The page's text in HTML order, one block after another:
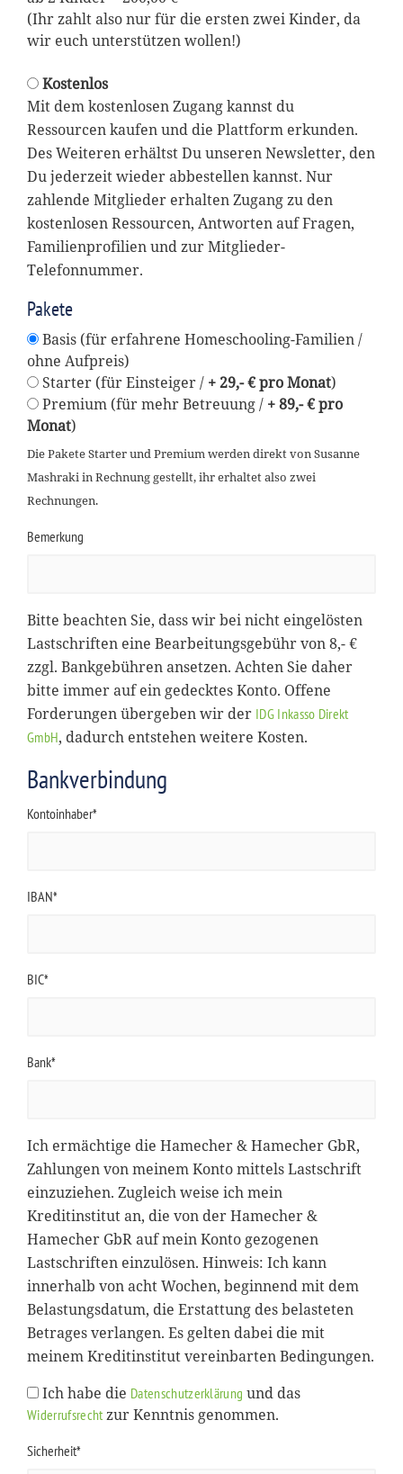
(Ihr zahlt also nur für die ersten zwei Kinder, da
wir euch unterstützen wollen!)
Kostenlos
Mit dem kostenlosen Zugang kannst du
Ressourcen kaufen und die Plattform erkunden.
Des Weiteren erhältst Du unseren Newsletter, den
Du jederzeit wieder abbestellen kannst. Nur
zahlende Mitglieder erhalten Zugang zu den
kostenlosen Ressourcen, Antworten auf Fragen,
Familienprofilien und zur Mitglieder-
Telefonnummer.
Pakete
Basis (für erfahrene Homeschooling-Familien /
ohne Aufpreis)
Starter (für Einsteiger / + 29,- € pro Monat)
Premium (für mehr Betreuung / + 89,- € pro
Monat)
Die Pakete Starter und Premium werden direkt von Susanne
Mashraki in Rechnung gestellt, ihr erhaltet also zwei
Rechnungen.
Bemerkung
Bitte beachten Sie, dass wir bei nicht eingelösten
Lastschriften eine Bearbeitungsgebühr von 8,- €
zzgl. Bankgebühren ansetzen. Achten Sie daher
bitte immer auf ein gedecktes Konto. Offene
Forderungen übergeben wir der IDG Inkasso Direkt
GmbH, dadurch entstehen weitere Kosten.
Bankverbindung
Kontoinhaber*
IBAN*
BIC*
Bank*
Ich ermächtige die Hamecher & Hamecher GbR,
Zahlungen von meinem Konto mittels Lastschrift
einzuziehen. Zugleich weise ich mein
Kreditinstitut an, die von der Hamecher &
Hamecher GbR auf mein Konto gezogenen
Lastschriften einzulösen. Hinweis: Ich kann
innerhalb von acht Wochen, beginnend mit dem
Belastungsdatum, die Erstattung des belasteten
Betrages verlangen. Es gelten dabei die mit
meinem Kreditinstitut vereinbarten Bedingungen.
Ich habe die Datenschutzerklärung und das
Widerrufsrechtzur Kenntnis genommen.
Sicherheit*